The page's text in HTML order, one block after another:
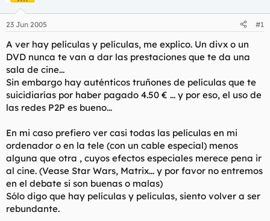
a
d
o
d
e
t
e
a
e
i
c
i
o
23 Jun 2005 #1
A ver hay películas y películas, me explico. Un divx o un
DVD nunca te van a dar las prestaciones que te da una
sala de cine...
Sin embargo hay auténticos truñones de películas que te
suicidiarías por haber pagado 4.50 € ... y por eso, el uso de
las redes P2P es bueno...
En mi caso prefiero ver casi todas las películas en mi
ordenador o en la tele (con un cable especial) menos
alguna que otra , cuyos efectos especiales merece pena ir
al cine. (Vease Star Wars, Matrix... y por favor no entremos
en el debate si son buenas o malas)
Sólo digo que hay películas y películas, siento volver a ser
rebundante.